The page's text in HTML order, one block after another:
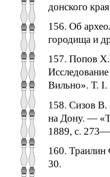
донского
156. Об
городища и
157. Попов X.
Вильно». Т.
158. Сизов В.
на Дону. —
1889, с.
160.
30.